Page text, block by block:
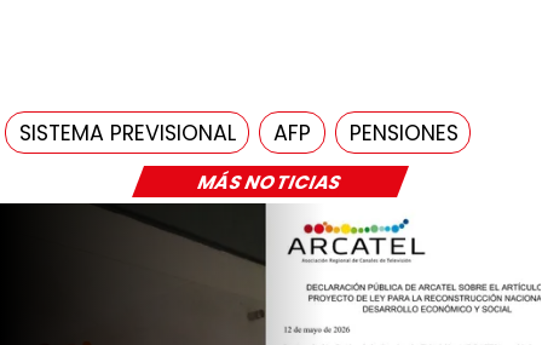
MÁS NOTICIAS
SISTEMA PREVISIONAL AFP PENSIONES